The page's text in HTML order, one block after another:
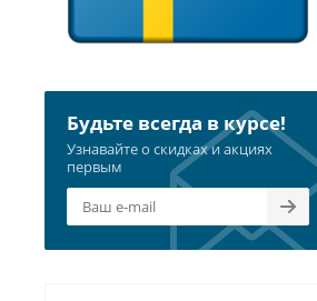
Будьте всегда в курсе!
Узнавайте о скидках и акциях
первым